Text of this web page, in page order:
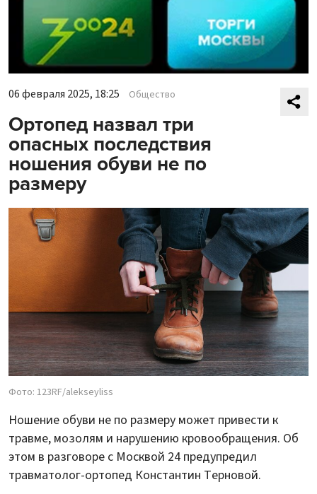
06 февраля 2025, 18:25 Общество
Ортопед назвал три
опасных последствия
ношения обуви не по
размеру
Фото: 123RF/alekseyliss
Ношение обуви не по размеру может привести к
травме, мозолям и нарушению кровообращения. Об
этом в разговоре с Москвой 24 предупредил
травматолог-ортопед Константин Терновой.